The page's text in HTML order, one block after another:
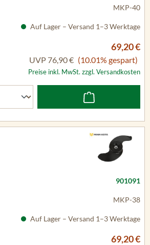
MKP-40
Auf Lager – Versand 1–3 Werktage
69,20 €
UVP 76,90 € (10.01% gespart)
Preise inkl. MwSt. zzgl. Versandkosten
901091
MKP-38
Auf Lager – Versand 1–3 Werktage
69,20 €